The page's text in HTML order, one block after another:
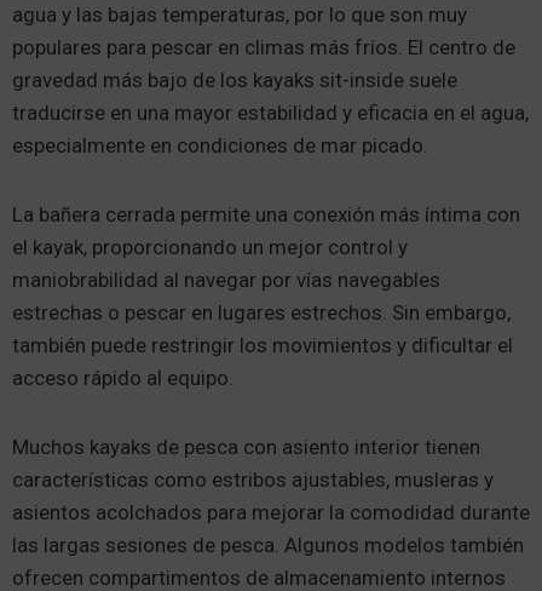
agua y las bajas temperaturas, por lo que son muy
populares para pescar en climas más fríos. El centro de
gravedad más bajo de los kayaks sit-inside suele
traducirse en una mayor estabilidad y eficacia en el agua,
especialmente en condiciones de mar picado.
La bañera cerrada permite una conexión más íntima con
el kayak, proporcionando un mejor control y
maniobrabilidad al navegar por vías navegables
estrechas o pescar en lugares estrechos. Sin embargo,
también puede restringir los movimientos y dificultar el
acceso rápido al equipo.
Muchos kayaks de pesca con asiento interior tienen
características como estribos ajustables, musleras y
asientos acolchados para mejorar la comodidad durante
las largas sesiones de pesca. Algunos modelos también
ofrecen compartimentos de almacenamiento internos